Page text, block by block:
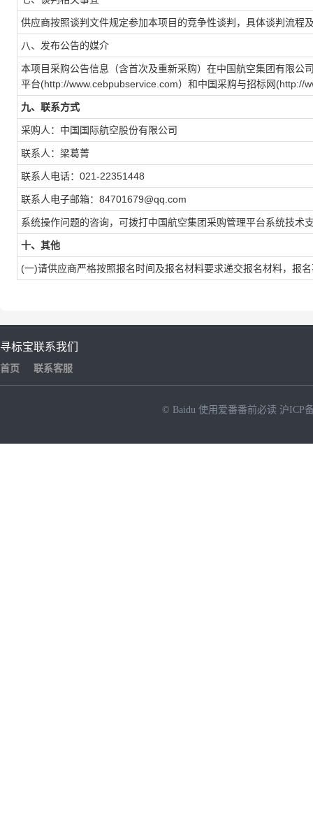
供应商按照谈判文件规定参加本项目的竞争性谈判，具体谈判流程
八、发布公告的媒介
本项目采购公告信息（含首次及重新采购）在中国航空集团有限
平台(http://www.cebpubservice.com）和中国采购与招标网(http://
九、联系方式
采购人：中国国际航空股份有限公司
联系人：梁葛菁
联系人电话：021-22351448
联系人电子邮箱：84701679@qq.com
系统操作问题的咨询，可拨打中国航空集团采购管理平台系统技
十、其他
(一)请供应商严格按照报名时间及报名材料要求递交报名材料，报
寻标宝
首页
联系我们
联系客服
© Baidu 使用爱番番前必读 沪ICP